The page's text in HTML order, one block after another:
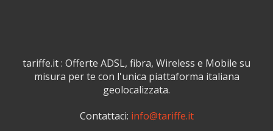
tariffe.it : Offerte ADSL, fibra, Wireless e Mobile su
misura per te con l'unica piattaforma italiana
geolocalizzata.
Contattaci: info@tariffe.it